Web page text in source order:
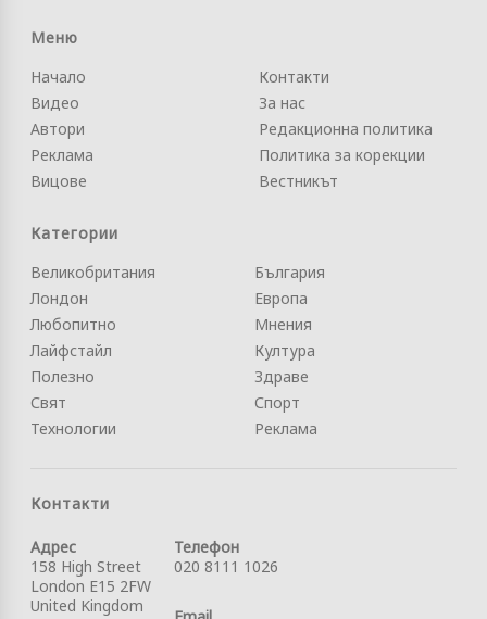
Меню
Начало
Видео
Автори
Реклама
Вицове
Контакти
За нас
Редакционна политика
Политика за корекции
Вестникът
Категории
Великобритания
Лондон
Любопитно
Лайфстайл
Полезно
Свят
Технологии
България
Европа
Мнения
Култура
Здраве
Спорт
Реклама
Контакти
Адрес
158 High Street
London E15 2FW
United Kingdom
Телефон
020 8111 1026